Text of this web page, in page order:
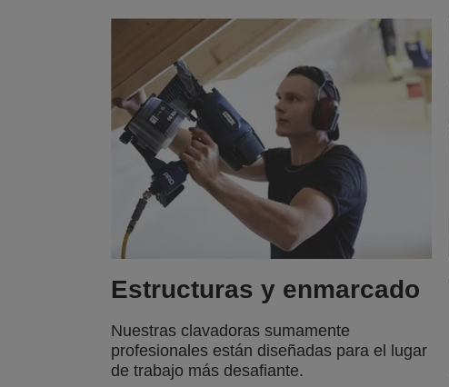
Estructuras y enmarcado
Nuestras clavadoras sumamente
profesionales están diseñadas para el lugar
de trabajo más desafiante.